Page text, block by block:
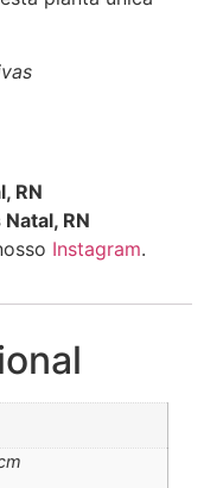
RN
RN
Instagram.